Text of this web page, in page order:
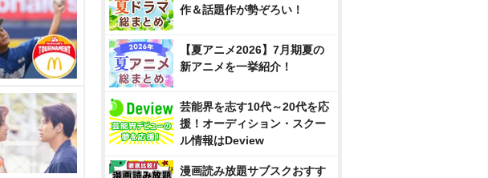
作＆話題作が勢ぞろい！
【夏アニメ2026】7月期夏の
新アニメを一挙紹介！
芸能界を志す10代～20代を応
援！オーディション・スクー
ル情報はDeview
漫画読み放題サブスクおすす